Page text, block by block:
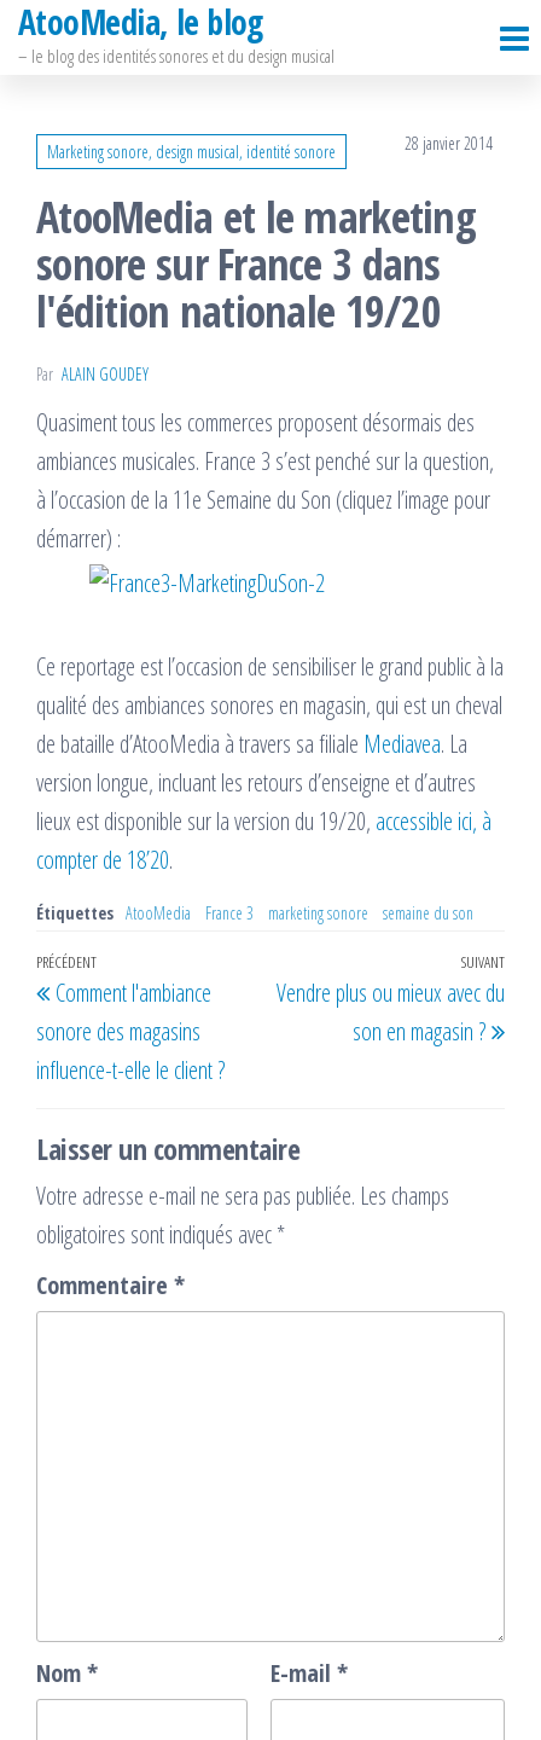
Passer
AtooMedia, le blog
– le blog des identités sonores et du design musical
Marketing sonore, design musical, identité sonore 28 janvier 2014
AtooMedia et le marketing
sonore sur France 3 dans
l'édition nationale 19/20
Par ALAIN GOUDEY
Quasiment tous les commerces proposent désormais des
ambiances musicales. France 3 s’est penché sur la question,
à l’occasion de la 11e Semaine du Son (cliquez l’image pour
démarrer) :
Ce reportage est l’occasion de sensibiliser le grand public à la
qualité des ambiances sonores en magasin, qui est un cheval
de bataille d’AtooMedia à travers sa filiale Mediavea. La
version longue, incluant les retours d’enseigne et d’autres
lieux est disponible sur la version du 19/20, accessible ici, à
compter de 18’20.
Étiquettes AtooMedia France 3 marketing sonore semaine du son
Navigation
de
l’article
Article
précédent
PRÉCÉDENT
Comment l'ambiance
sonore des magasins
influence-t-elle le client ?
SUIVANT
Vendre plus ou mieux avec du
son en magasin ?
Laisser un commentaire
Votre adresse e-mail ne sera pas publiée. Les champs
obligatoires sont indiqués avec*
Commentaire *
Nom* E-mail *